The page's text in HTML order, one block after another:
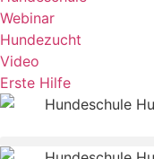
Webinar
Hundezucht
Video
Erste Hilfe